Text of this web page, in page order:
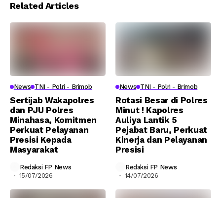
Related Articles
News TNI - Polri - Brimob
Sertijab Wakapolres
dan PJU Polres
Minahasa, Komitmen
Perkuat Pelayanan
Presisi Kepada
Masyarakat
Redaksi FP News
15/07/2026
News TNI - Polri - Brimob
Rotasi Besar di Polres
Minut ! Kapolres
Auliya Lantik 5
Pejabat Baru, Perkuat
Kinerja dan Pelayanan
Presisi
Redaksi FP News
14/07/2026